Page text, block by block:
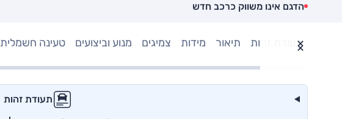
הדגם אינו משווק כרכב חדש
תעודת זהות תיאור מידות צמיגים מנוע וביצועים טעינה חשמלית
תעודת זהות